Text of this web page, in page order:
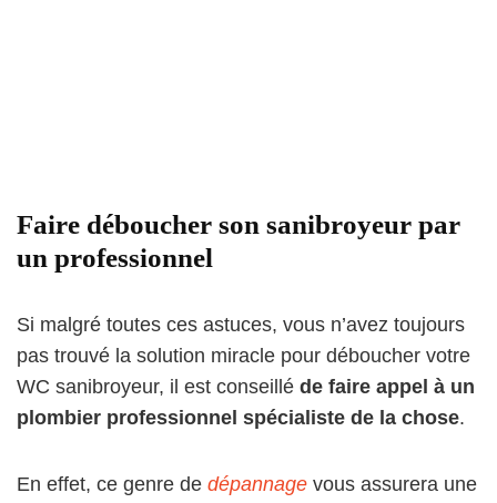
Faire déboucher son sanibroyeur par
un professionnel
Si malgré toutes ces astuces, vous n’avez toujours
pas trouvé la solution miracle pour déboucher votre
WC sanibroyeur, il est conseillé de faire appel à un
plombier professionnel spécialiste de la chose.
En effet, ce genre de dépannage vous assurera une